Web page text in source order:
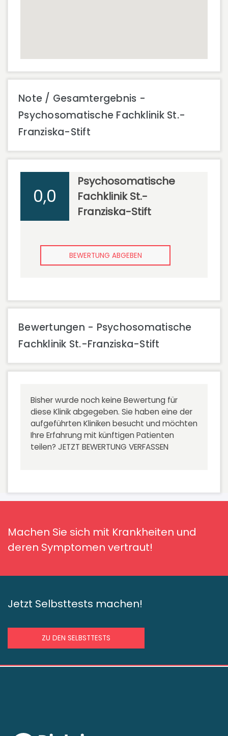
Note / Gesamtergebnis -
Psychosomatische Fachklinik St.-
Franziska-Stift
0,0
Psychosomatische
Fachklinik St.-
Franziska-Stift
BEWERTUNG ABGEBEN
Bewertungen - Psychosomatische
Fachklinik St.-Franziska-Stift
Bisher wurde noch keine Bewertung für
diese Klinik abgegeben. Sie haben eine der
aufgeführten Kliniken besucht und möchten
Ihre Erfahrung mit künftigen Patienten
teilen? JETZT BEWERTUNG VERFASSEN
Machen Sie sich mit Krankheiten und
deren Symptomen vertraut!
Jetzt Selbsttests machen!
ZU DEN SELBSTTESTS